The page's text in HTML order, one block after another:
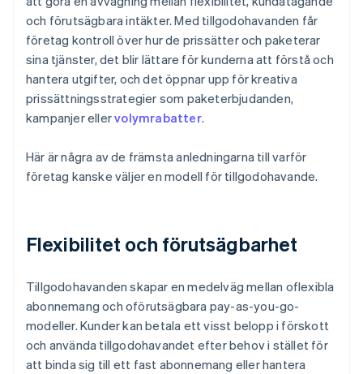
och förutsägbara intäkter. Med tillgodohavanden får
företag kontroll över hur de prissätter och paketerar
sina tjänster, det blir lättare för kunderna att förstå och
hantera utgifter, och det öppnar upp för kreativa
prissättningsstrategier som paketerbjudanden,
kampanjer ellervolymrabatter.
Här är några av de främsta anledningarna till varför
företag kanske väljer en modell för tillgodohavande.
Flexibilitet och förutsägbarhet
Tillgodohavanden skapar en medelväg mellan oflexibla
abonnemang och oförutsägbara pay-as-you-go-
modeller. Kunder kan betala ett visst belopp i förskott
och använda tillgodohavandet efter behov i stället för
att binda sig till ett fast abonnemang eller hantera